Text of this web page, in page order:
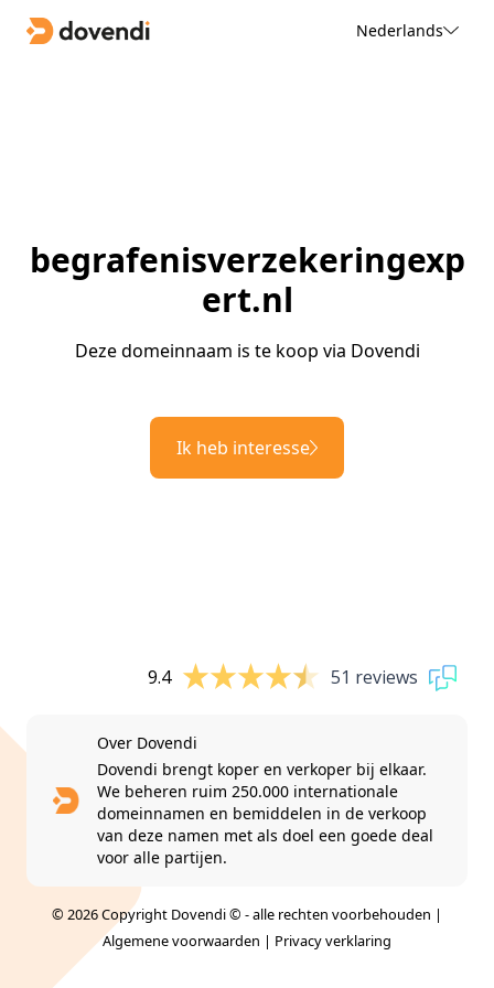
Nederlands
begrafenisverzekeringexp
ert.nl
Deze domeinnaam is te koop via Dovendi
Ik heb interesse
9.4 51 reviews
Over Dovendi
Dovendi brengt koper en verkoper bij elkaar.
We beheren ruim 250.000 internationale
domeinnamen en bemiddelen in de verkoop
van deze namen met als doel een goede deal
voor alle partijen.
© 2026 Copyright Dovendi © - alle rechten voorbehouden |
Algemene voorwaarden | Privacy verklaring